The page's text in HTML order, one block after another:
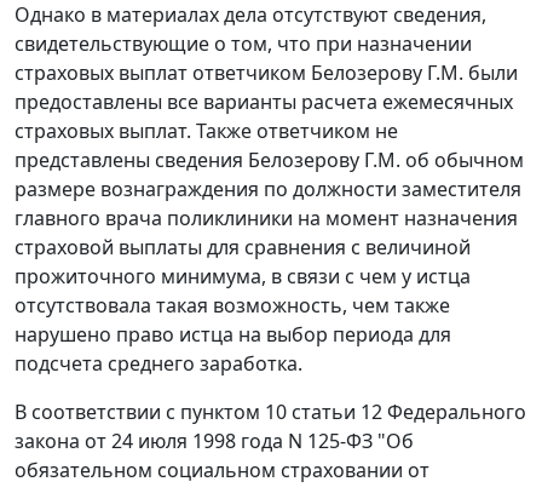
Однако в материалах дела отсутствуют сведения,
свидетельствующие о том, что при назначении
страховых выплат ответчиком Белозерову Г.М. были
предоставлены все варианты расчета ежемесячных
страховых выплат. Также ответчиком не
представлены сведения Белозерову Г.М. об обычном
размере вознаграждения по должности заместителя
главного врача поликлиники на момент назначения
страховой выплаты для сравнения с величиной
прожиточного минимума, в связи с чем у истца
отсутствовала такая возможность, чем также
нарушено право истца на выбор периода для
подсчета среднего заработка.
В соответствии с пунктом 10 статьи 12Федерального
закона от 24 июля 1998 года N 125-ФЗ "Об
обязательном социальном страховании от